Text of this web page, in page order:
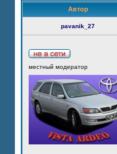
Автор
pavanik_27
местный модератор